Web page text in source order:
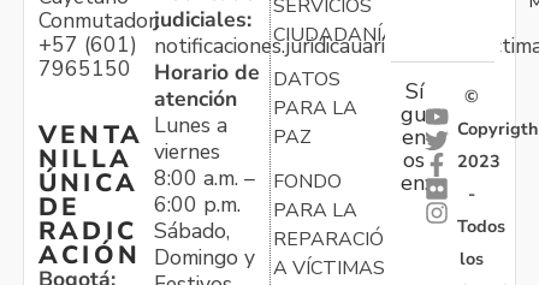
Conmutador:
+57 (601)
7965150
VENTA
NILLA
ÚNICA
DE
RADIC
ACIÓN
judiciales:
Horario de
atención
Lunes a
viernes
8:00 a.m. –
6:00 p.m.
Sábado,
Domingo y
SERVICIOS
CIUDADANÍA
DATOS
PARA LA
PAZ
FONDO
PARA LA
REPARACIÓN
A VÍCTIMAS
Sí
gu
en
os
en:
©
Copyrigth
2023
-
Todos
los